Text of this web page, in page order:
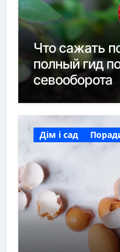
Что сажать
полный гид
севооборота
Дім і сад